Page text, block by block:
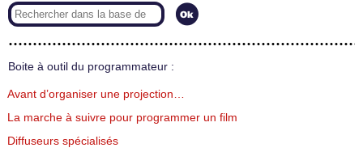
Boite à outil du programmateur :
Avant d’organiser une projection…
La marche à suivre pour programmer un film
Diffuseurs spécialisés